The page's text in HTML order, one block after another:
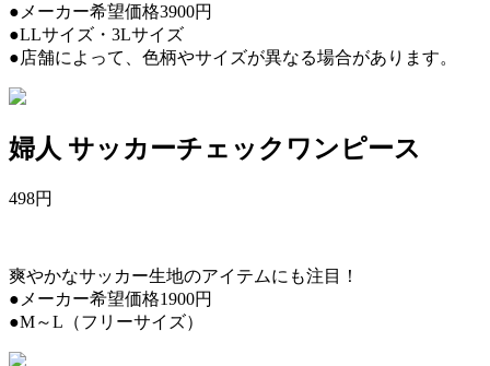
●メーカー希望価格3900円
●LLサイズ・3Lサイズ
●店舗によって、色柄やサイズが異なる場合があります。
婦人 サッカーチェックワンピース
498円
爽やかなサッカー生地のアイテムにも注目！
●メーカー希望価格1900円
●M～L（フリーサイズ）